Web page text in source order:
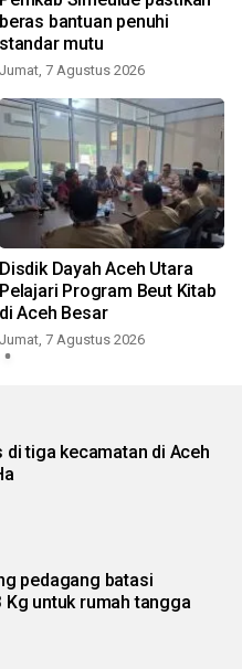
beras bantuan penuhi
standar mutu
Jumat, 7 Agustus 2026
Disdik Dayah Aceh Utara
Pelajari Program Beut Kitab
di Aceh Besar
Jumat, 7 Agustus 2026
di tiga kecamatan di Aceh
pedagang batasi
Kg untuk rumah tangga